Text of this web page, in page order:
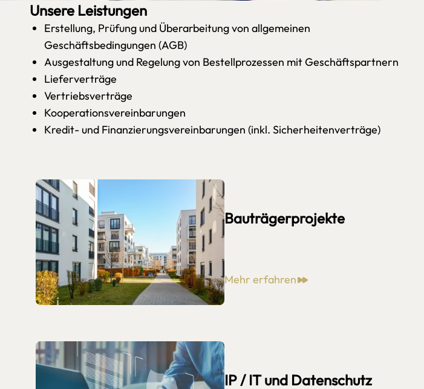
Unsere Leistungen
Erstellung, Prüfung und Überarbeitung von allgemeinen
Geschäftsbedingungen (AGB)
Ausgestaltung und Regelung von Bestellprozessen mit Geschäftspartnern
Lieferverträge
Vertriebsverträge
Kooperationsvereinbarungen
Kredit- und Finanzierungsvereinbarungen (inkl. Sicherheitenverträge)
Bauträgerprojekte
Mehr erfahren
IP / IT und Datenschutz